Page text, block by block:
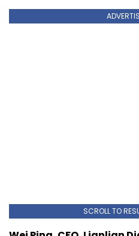
SCROLL TO